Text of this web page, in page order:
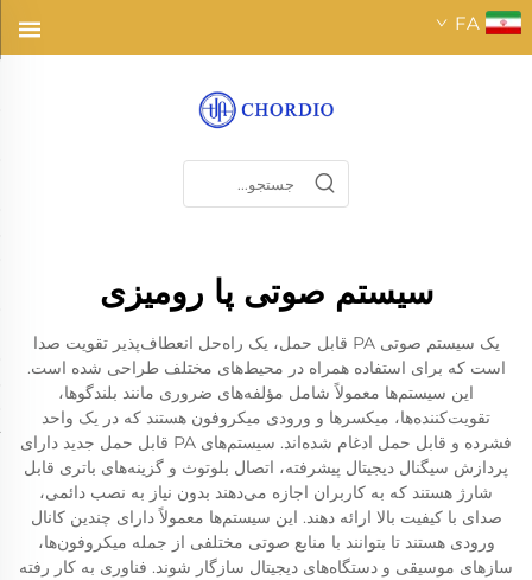
FA
سیستم صوتی پا رومیزی
یک سیستم صوتی PA قابل حمل، یک راه‌حل انعطاف‌پذیر تقویت صدا
است که برای استفاده همراه در محیط‌های مختلف طراحی شده است.
این سیستم‌ها معمولاً شامل مؤلفه‌های ضروری مانند بلندگوها،
تقویت‌کننده‌ها، میکسرها و ورودی میکروفون هستند که در یک واحد
فشرده و قابل حمل ادغام شده‌اند. سیستم‌های PA قابل حمل جدید دارای
پردازش سیگنال دیجیتال پیشرفته، اتصال بلوتوث و گزینه‌های باتری قابل
شارژ هستند که به کاربران اجازه می‌دهند بدون نیاز به نصب دائمی،
صدای با کیفیت بالا ارائه دهند. این سیستم‌ها معمولاً دارای چندین کانال
ورودی هستند تا بتوانند با منابع صوتی مختلفی از جمله میکروفون‌ها،
سازهای موسیقی و دستگاه‌های دیجیتال سازگار شوند. فناوری به کار رفته